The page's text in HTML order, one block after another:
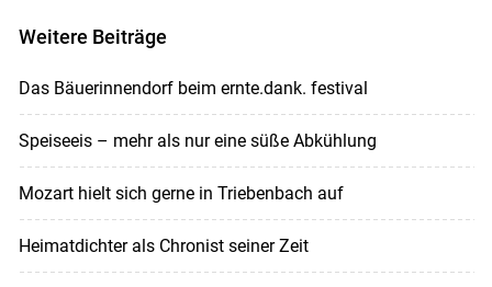
Weitere Beiträge
Das Bäuerinnendorf beim ernte.dank. festival
Speiseeis – mehr als nur eine süße Abkühlung
Mozart hielt sich gerne in Triebenbach auf
Heimatdichter als Chronist seiner Zeit